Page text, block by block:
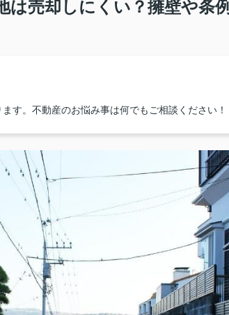
は売却しにくい？擁壁や条
す。不動産のお悩み事は何でもご相談ください！